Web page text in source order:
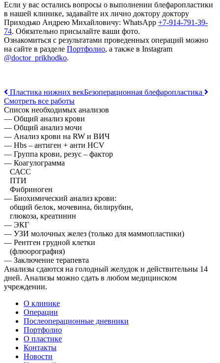
Если у вас остались вопросы о выполнении блефаропластики
в нашей клинике, задавайте их лично доктору доктору
Приходько Андрею Михайловичу: WhatsАpp +7-914-791-39-
74. Обязательно присылайте ваши фото.
Ознакомиться с результатами проведенных операций можно
на сайте в разделе Портфолио, а также в Instagram
@doctor_prikhodko.
Навигация
по
записям
Пластика нижних векБезоперационная блефаропластика
Смотреть все работы
Список необходимых анализов
— Общий анализ крови
— Общий анализ мочи
— Анализ крови на RW и ВИЧ
— Hbs – антиген + анти HCV
— Группа крови, резус – фактор
— Коагулограмма
САСС
ПТИ
Фибриноген
— Биохимический анализ крови:
общий белок, мочевина, билирубин,
глюкоза, креатинин
— ЭКГ
— УЗИ молочных желез (только для маммопластики)
— Рентген грудной клетки
(флюорография)
— Заключение терапевта
Анализы сдаются на голодный желудок и действительны 14
дней. Анализы можно сдать в любом медицинском
учреждении.
О клинике
Операции
Послеоперационные дневники
Портфолио
О пластике
Контакты
Новости